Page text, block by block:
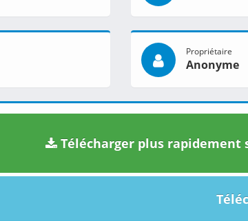
Propriétaire
Anonyme
Télécharger plus rapidement